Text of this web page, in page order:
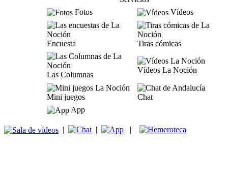
Fotos
Vídeos
Encuesta Tiras cómicas
Las Columnas
Vídeos La Noción
Mini juegos
Chat
App
| | |